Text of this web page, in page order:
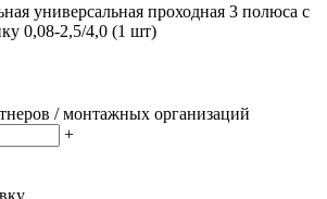
универсальная проходная 3 полюса с
0,08-2,5/4,0 (1 шт)
/ монтажных организаций
+